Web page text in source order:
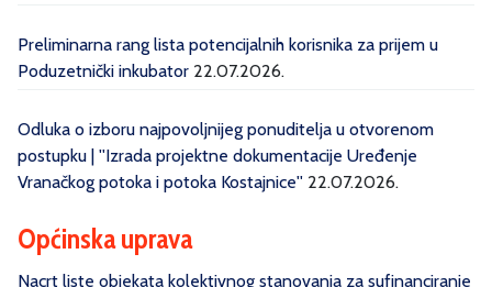
Preliminarna rang lista potencijalnih korisnika za prijem u
Poduzetnički inkubator 22.07.2026.
Odluka o izboru najpovoljnijeg ponuditelja u otvorenom
postupku | ''Izrada projektne dokumentacije Uređenje
Vranačkog potoka i potoka Kostajnice'' 22.07.2026.
Općinska uprava
Nacrt liste objekata kolektivnog stanovanja za sufinanciranje